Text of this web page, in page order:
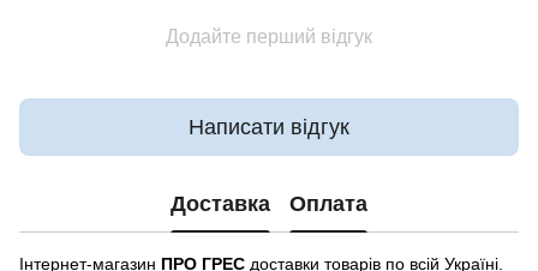
Додайте перший відгук
Написати відгук
Доставка Оплата
Інтернет-магазин ПРО ГРЕС доставки товарів по всій Україні.